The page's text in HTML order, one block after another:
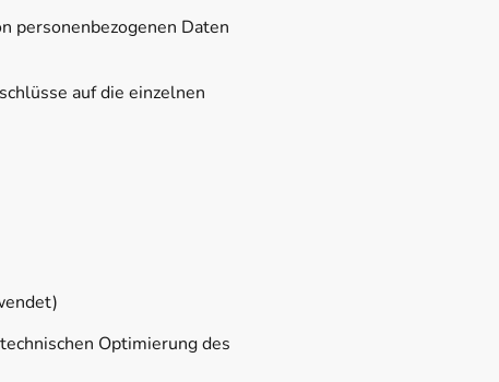
personenbezogenen Daten
auf die einzelnen
Optimierung des